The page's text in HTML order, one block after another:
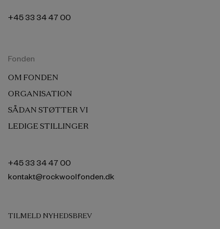
+45 33 34 47 00
Fonden
OM FONDEN
ORGANISATION
SÅDAN STØTTER VI
LEDIGE STILLINGER
+45 33 34 47 00
kontakt@rockwoolfonden.dk
TILMELD NYHEDSBREV